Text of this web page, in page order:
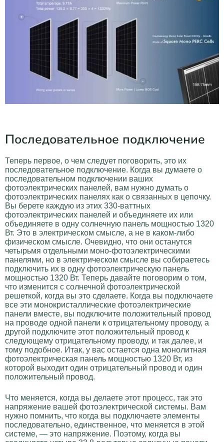
Последовательное подключение
Теперь первое, о чем следует поговорить, это их
последовательное подключение. Когда вы думаете о
последовательном подключении ваших
фотоэлектрических панелей, вам нужно думать о
фотоэлектрических панелях как о связанных в цепочку.
Вы берете каждую из этих 330-ваттных
фотоэлектрических панелей и объединяете их или
объединяете в одну солнечную панель мощностью 1320
Вт. Это в электрическом смысле, а не в каком-либо
физическом смысле. Очевидно, что они останутся
четырьмя отдельными моно-фотоэлектрическими
панелями, но в электрическом смысле вы собираетесь
подключить их в одну фотоэлектрическую панель
мощностью 1320 Вт. Теперь давайте поговорим о том,
что изменится с солнечной фотоэлектрической
решеткой, когда вы это сделаете. Когда вы подключаете
все эти монокристаллические фотоэлектрические
панели вместе, вы подключите положительный провод
на проводе одной панели к отрицательному проводу, а
другой подключите этот положительный провод к
следующему отрицательному проводу, и так далее, и
тому подобное. Итак, у вас остается одна монолитная
фотоэлектрическая панель мощностью 1320 Вт, из
которой выходит один отрицательный провод и один
положительный провод.
Что меняется, когда вы делаете этот процесс, так это
напряжение вашей фотоэлектрической системы. Вам
нужно помнить, что когда вы подключаете элементы
последовательно, единственное, что меняется в этой
системе, — это напряжение. Поэтому, когда вы